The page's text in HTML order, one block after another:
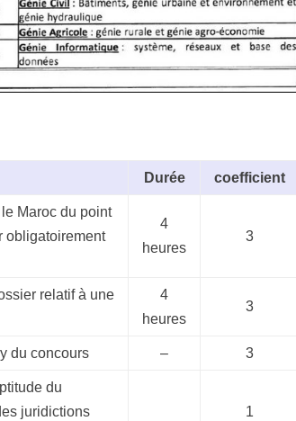
Durée coefficient
Maroc du point
obligatoirement
4
heures
3
relatif à une
4
heures
3
du concours – 3
du
juridictions
1